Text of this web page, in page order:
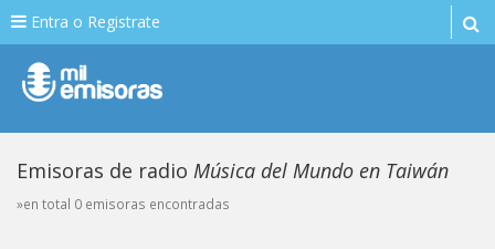
Entra o Registrate
Emisoras de radio Música del Mundo en Taiwán
»en total 0 emisoras encontradas